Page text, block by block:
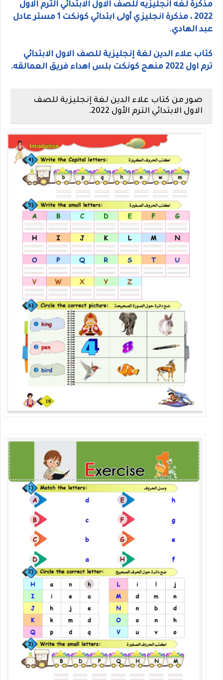
مذكرة لغه انجليزيه للصف الاول الابتدائي الترم الاول
2022 ، مذكرة انجليزي أولى ابتدائي كونكت 1 مستر عادل
عبد الهادي.
كتاب علاء الدين لغة إنجليزية للصف الاول الابتدائي
ترم اول 2022 منهج كونكت بلس اهداء فريق العمالقه.
صور من كتاب علاء الدين لغة إنجليزية للصف
الاول الابتدائي الترم الأول 2022.